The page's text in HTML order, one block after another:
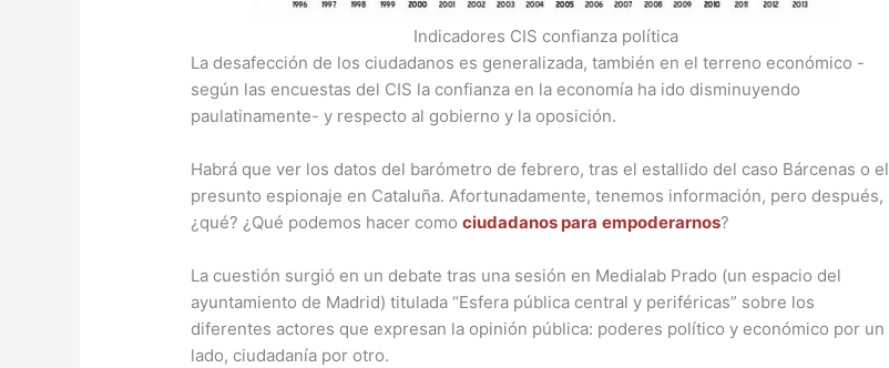
Indicadores CIS confianza política
La desafección de los ciudadanos es generalizada, también en el terreno económico -
según las encuestas del CIS la confianza en la economía ha ido disminuyendo
paulatinamente- y respecto al gobierno y la oposición.
Habrá que ver los datos del barómetro de febrero, tras el estallido del caso Bárcenas o el
presunto espionaje en Cataluña. Afortunadamente, tenemos información, pero después,
¿qué? ¿Qué podemos hacer comociudadanos para empoderarnos?
La cuestión surgió en un debate tras una sesión en Medialab Prado (un espacio del
ayuntamiento de Madrid) titulada “Esfera pública central y periféricas” sobre los
diferentes actores que expresan la opinión pública: poderes político y económico por un
lado, ciudadanía por otro.